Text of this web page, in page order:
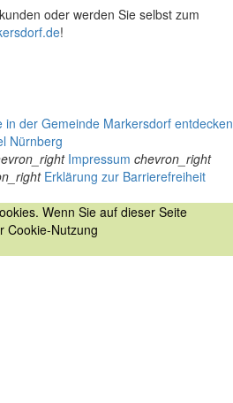
oder werden Sie selbst zum
!
Nürnberg
Impressum chevron_right
Erklärung zur Barrierefreiheit
Wenn Sie auf dieser Seite
Cookie-Nutzung